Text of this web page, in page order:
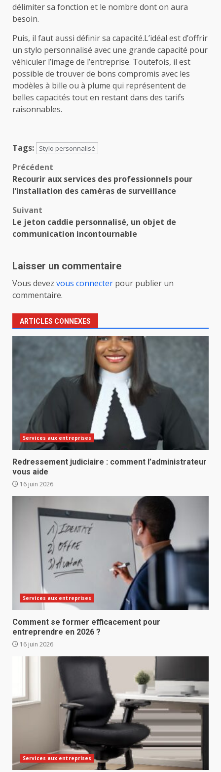
délimiter sa fonction et le nombre dont on aura
besoin.
Puis, il faut aussi définir sa capacité.L’idéal est d’offrir
un stylo personnalisé avec une grande capacité pour
véhiculer l’image de l’entreprise. Toutefois, il est
possible de trouver de bons compromis avec les
modèles à bille ou à plume qui représentent de
belles capacités tout en restant dans des tarifs
raisonnables.
Tags: Stylo personnalisé
Navigation
d’article
Précédent
Recourir aux services des professionnels pour
l’installation des caméras de surveillance
Suivant
Le jeton caddie personnalisé, un objet de
communication incontournable
Laisser un commentaire
Vous devez vous connecter pour publier un
commentaire.
ARTICLES CONNEXES
Services aux entreprises
Redressement judiciaire : comment l’administrateur
vous aide
16 juin 2026
Services aux entreprises
Comment se former efficacement pour
entreprendre en 2026 ?
16 juin 2026
Services aux entreprises